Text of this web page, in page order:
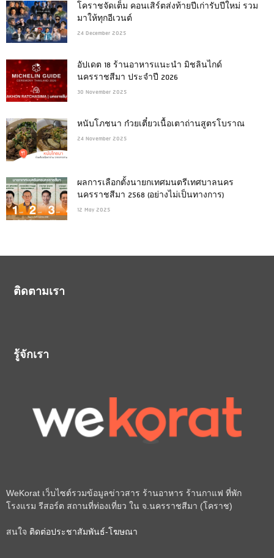
โคราชจัดเต็ม คอนเสิร์ตส่งท้ายปีเก่ารับปีใหม่ รวม
มาให้ทุกอีเวนต์
24 December 2025
อัปเดต 18 ร้านอาหารแนะนำ มิชลินไกด์
นครราชสีมา ประจำปี 2026
30 November 2025
หนับโภชนา ก๋วยเตี๋ยวเนื้อเตาถ่านสูตรโบราณ
24 November 2025
ผลการเลือกตั้งนายกเทศมนตรีเทศบาลนคร
นครราชสีมา 2568 (อย่างไม่เป็นทางการ)
12 May 2025
ติดตามเรา
รู้จักเรา
WeKorat เว็บไซต์รวมข้อมูลข่าวสาร ร้านอาหาร ร้านกาแฟ ที่พัก
โรงแรม รีสอร์ต สถานที่ท่องเที่ยว ใน จ.นครราชสีมา (โคราช)
สนใจ ติดต่อประชาสัมพันธ์-โฆษณา